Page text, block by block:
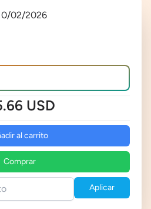
02/2026
USD
al carrito
Comprar
Aplicar